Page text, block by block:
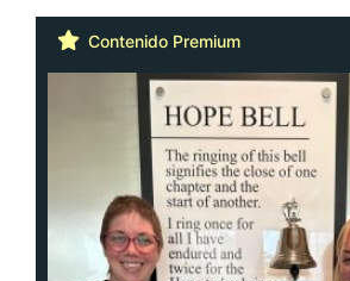
Contenido Premium